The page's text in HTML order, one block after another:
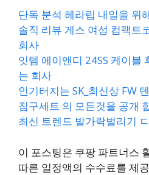
단독 분석 헤라립 내일을 위
솔직 리뷰 게스 여성 컴팩트
회사
잇템 에이앤디 24SS 케이블
는 회사
인기터지는 SK_최신상 FW
침구세트 의 모든것을 공개
최신 트렌드 발가락벌리기
이 포스팅은 쿠팡 파트너스
따른 일정액의 수수료를 제